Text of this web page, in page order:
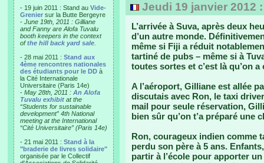
- 19 juin 2011 : Stand au Vide-
Grenier sur la Butte Bergeyre
- June 19th, 2011 : Gilliane
and Fanny are Alofa Tuvalu
booth keepers in the context
ofthe hill back yard sale
- 28 mai 2011 : Stand aux
4ème rencontres nationales
des étudiants pour le DD à
la Cité Internationale
Universitaire (Paris 14e)
- May 28th, 2011 : An Alofa
Tuvalu exhibit at the
“Students for sustainable
development” 4th National
meeting at the International
“Cité Universitaire” (Paris 14e)
- 21 mai 2011 : Stand à la
"braderie de livres solidaire"
organisée par le Collectif
Jeudi 19 janvier 2012
L’arrivée à Suva, après deux
d’un autre monde.
même si Fiji a réduit
tartiné de pubs – même si à
toutes sortes et c’est là qu’on
A l’aéroport, Gilliane est allée
discutais avec Ron, le taxi
mail pour seule réservation,
bien sûr qu’on t’a préparé une
Ron, courageux indien comme
perdu son père à 5 ans.
partir à l’école pour apporter